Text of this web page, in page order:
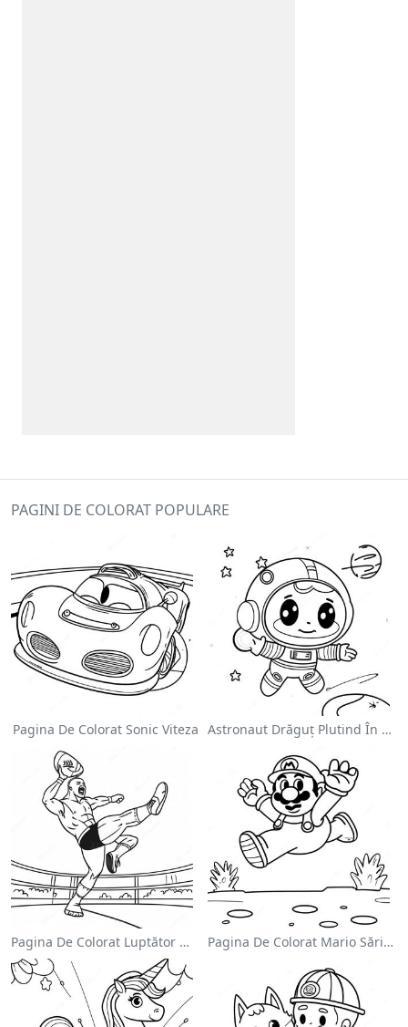
PAGINI DE COLORAT POPULARE
Pagina De Colorat Sonic Viteza Astronaut Drăguț Plutind În Spațiu - Pagina De Colorat
Pagina De Colorat Luptător Wwe Sărind Pe Inamic Pagina De Colorat Mario Sărind Peste Goombas